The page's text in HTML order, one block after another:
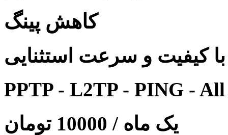
کاهش پینگ
کیفیت و سرعت استثنایی
PPTP - L2TP - PING -
یک ماه / 10000 تومان